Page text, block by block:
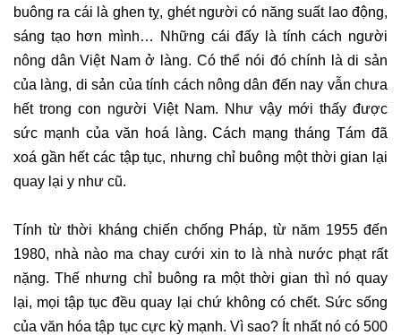
buông ra cái là ghen tỵ, ghét người có năng suất lao động,
sáng tạo hơn mình… Những cái đấy là tính cách người
nông dân Việt Nam ở làng. Có thể nói đó chính là di sản
của làng, di sản của tính cách nông dân đến nay vẫn chưa
hết trong con người Việt Nam. Như vậy mới thấy được
sức mạnh của văn hoá làng. Cách mạng tháng Tám đã
xoá gần hết các tập tục, nhưng chỉ buông một thời gian lại
quay lại y như cũ.
Tính từ thời kháng chiến chống Pháp, từ năm 1955 đến
1980, nhà nào ma chay cưới xin to là nhà nước phạt rất
nặng. Thế nhưng chỉ buông ra một thời gian thì nó quay
lại, mọi tập tục đều quay lại chứ không có chết. Sức sống
của văn hóa tập tục cực kỳ mạnh. Vì sao? Ít nhất nó có 500